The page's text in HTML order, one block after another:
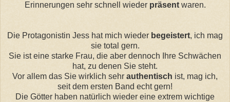
Erinnerungen sehr schnell wieder präsent waren.
Die Protagonistin Jess hat mich wieder begeistert, ich mag
sie total gern.
Sie ist eine starke Frau, die aber dennoch Ihre Schwächen
hat, zu denen Sie steht.
Vor allem das Sie wirklich sehr authentisch ist, mag ich,
seit dem ersten Band echtgern!
Die Götter haben natürlich wieder eine extrem wichtige